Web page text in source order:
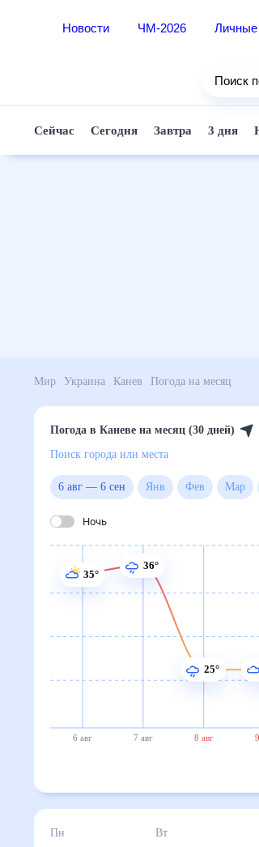
Новости ЧМ-2026
Поиск
Сейчас Сегодня Завтра 3 дня
Мир Украина Канев Погода на
Погода в Каневе на месяц (30
Поиск города или места
6 авг— 6 сен Янв Фев
Ночь
6 авг 7 авг 8 авг
35°
36°
25°
Пн Вт